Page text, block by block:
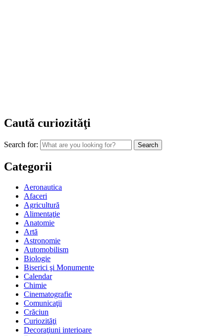
Caută curiozităţi
Search for:
Categorii
Aeronautica
Afaceri
Agricultură
Alimentaţie
Anatomie
Artă
Astronomie
Automobilism
Biologie
Biserici şi Monumente
Calendar
Chimie
Cinematografie
Comunicaţii
Crăciun
Curiozităţi
Decoraţiuni interioare